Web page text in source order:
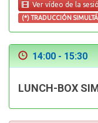
Ver vídeo de la
(*) TRADUCCIÓN
14:00 - 15:30
LUNCH-BOX